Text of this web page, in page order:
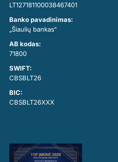
LT127181100038467401
Banko pavadinimas:
„Šiaulių bankas“
AB kodas:
71800
SWIFT:
CBSBLT26
BIC:
CBSBLT26XXX